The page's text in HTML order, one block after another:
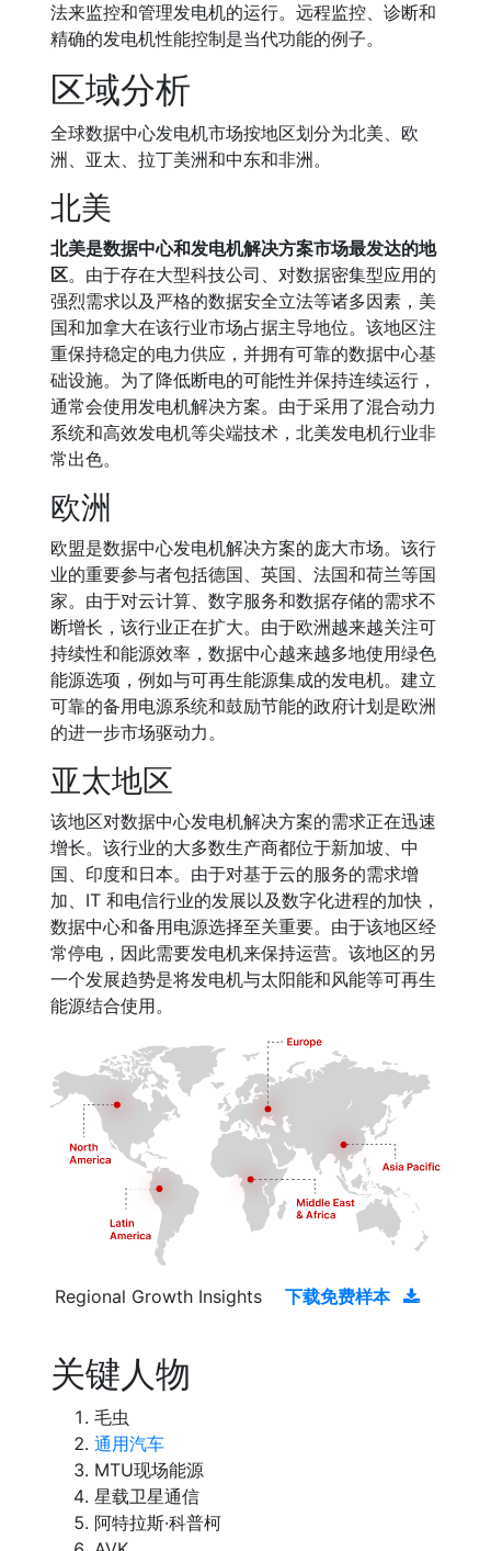
法来监控和管理发电机的运行。远程监控、诊断和
精确的发电机性能控制是当代功能的例子。
区域分析
全球数据中心发电机市场按地区划分为北美、欧
洲、亚太、拉丁美洲和中东和非洲。
北美
北美是数据中心和发电机解决方案市场最发达的地
区。由于存在大型科技公司、对数据密集型应用的
强烈需求以及严格的数据安全立法等诸多因素，美
国和加拿大在该行业市场占据主导地位。该地区注
重保持稳定的电力供应，并拥有可靠的数据中心基
础设施。为了降低断电的可能性并保持连续运行，
通常会使用发电机解决方案。由于采用了混合动力
系统和高效发电机等尖端技术，北美发电机行业非
常出色。
欧洲
欧盟是数据中心发电机解决方案的庞大市场。该行
业的重要参与者包括德国、英国、法国和荷兰等国
家。由于对云计算、数字服务和数据存储的需求不
断增长，该行业正在扩大。由于欧洲越来越关注可
持续性和能源效率，数据中心越来越多地使用绿色
能源选项，例如与可再生能源集成的发电机。建立
可靠的备用电源系统和鼓励节能的政府计划是欧洲
的进一步市场驱动力。
亚太地区
该地区对数据中心发电机解决方案的需求正在迅速
增长。该行业的大多数生产商都位于新加坡、中
国、印度和日本。由于对基于云的服务的需求增
加、IT 和电信行业的发展以及数字化进程的加快，
数据中心和备用电源选择至关重要。由于该地区经
常停电，因此需要发电机来保持运营。该地区的另
一个发展趋势是将发电机与太阳能和风能等可再生
能源结合使用。
Regional Growth Insights 下载免费样本
关键人物
毛虫
通用汽车
MTU现场能源
星载卫星通信
阿特拉斯·科普柯